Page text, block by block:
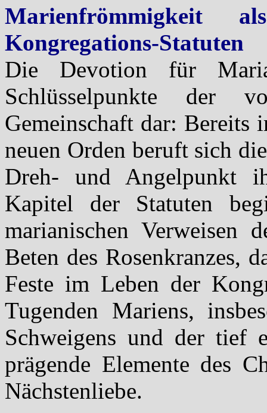
Marienfrömmigkeit
Kongregations-Statuten
Die Devotion für
Schlüsselpunkte der
Gemeinschaft dar: Bereits
neuen Orden beruft sich
Dreh- und Angelpunkt
Kapitel der Statuten
marianischen Verweisen
Beten des Rosenkranzes,
Feste im Leben der
Tugenden Mariens,
Schweigens und der tief
prägende Elemente des
Nächstenliebe.